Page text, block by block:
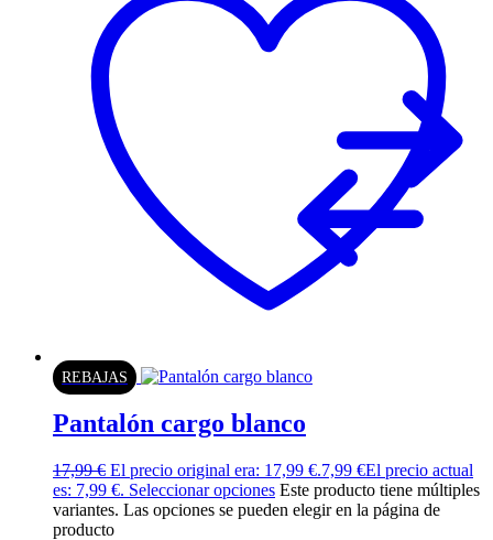
REBAJAS
Pantalón cargo blanco
17,99€ El precio original era: 17,99 €.7,99 €El precio actual
es: 7,99 €. Seleccionar opciones Este producto tiene múltiples
variantes. Las opciones se pueden elegir en la página de
producto